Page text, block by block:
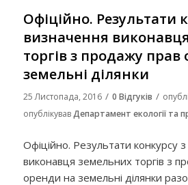
Офіційно. Результати
визначення
торгів з продажу
земельні ділянки
25 Листопада, 2016 / 0 Відгуків /
опублікувавДепартамент екології та
Офіційно. Результати конкурсу
виконавця земельних торгів з
оренди на земельні ділянки